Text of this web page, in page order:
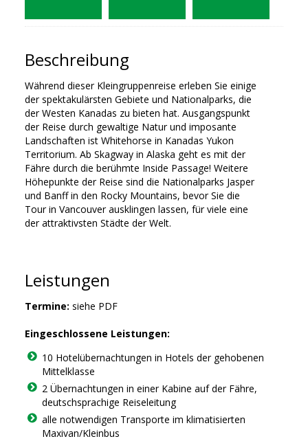
Beschreibung
Während dieser Kleingruppenreise erleben Sie einige
der spektakulärsten Gebiete und Nationalparks, die
der Westen Kanadas zu bieten hat. Ausgangspunkt
der Reise durch gewaltige Natur und imposante
Landschaften ist Whitehorse in Kanadas Yukon
Territorium. Ab Skagway in Alaska geht es mit der
Fähre durch die berühmte Inside Passage! Weitere
Höhepunkte der Reise sind die Nationalparks Jasper
und Banff in den Rocky Mountains, bevor Sie die
Tour in Vancouver ausklingen lassen, für viele eine
der attraktivsten Städte der Welt.
Leistungen
Termine: siehe PDF
Eingeschlossene Leistungen:
10 Hotelübernachtungen in Hotels der gehobenen
Mittelklasse
2 Übernachtungen in einer Kabine auf der Fähre,
deutschsprachige Reiseleitung
alle notwendigen Transporte im klimatisierten
Maxivan/Kleinbus